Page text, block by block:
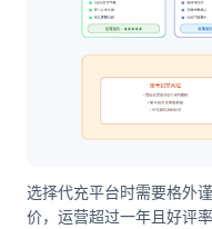
选择代充平台时需要格外
价，运营超过一年且好评